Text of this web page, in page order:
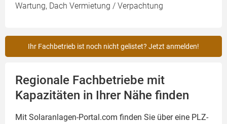
Wartung, Dach Vermietung / Verpachtung
Ihr Fachbetrieb ist noch nicht gelistet? Jetzt anmelden!
Regionale Fachbetriebe mit
Kapazitäten in Ihrer Nähe finden
Mit Solaranlagen-Portal.com finden Sie über eine PLZ-